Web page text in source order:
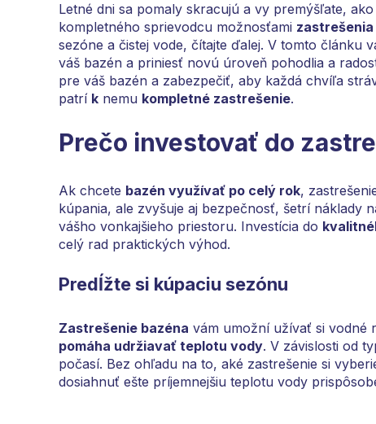
Letné dni sa pomaly skracujú a vy premýšľate,
kompletného sprievodcu možnosťami
sezóne a čistej vode, čítajte ďalej. V tomto článku
váš bazén a priniesť novú úroveň pohodlia a
pre váš bazén a zabezpečiť, aby každá chvíľa
patrí k nemu kompletné zastrešenie.
Prečo investovať do
Ak chcete bazén využívať po celý rok,
kúpania, ale zvyšuje aj bezpečnosť, šetrí náklady
vášho vonkajšieho priestoru. Investícia do
celý rad praktických výhod.
Predĺžte si kúpaciu sezónu
Zastrešenie bazéna vám umožní užívať si vodné
pomáha udržiavať teplotu vody. V závislosti od
počasí. Bez ohľadu na to, aké zastrešenie si
dosiahnuť ešte príjemnejšiu teplotu vody